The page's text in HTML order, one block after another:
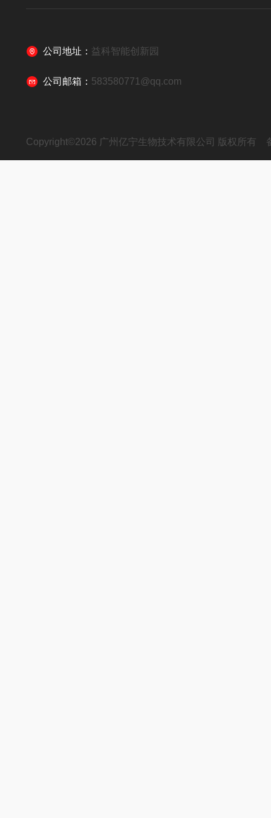
公司地址： 益科智能创新园
公司邮箱： 583580771@qq.com
Copyright©2026 广州亿宁生物技术有限公司 版权所有